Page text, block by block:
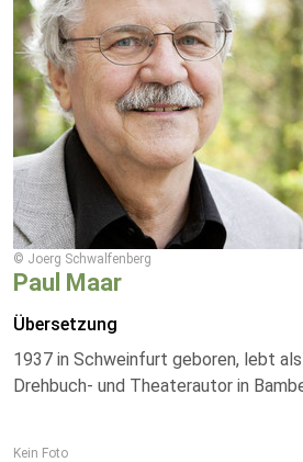
© Joerg Schwalfenberg
Paul Maar
Übersetzung
1937 in Schweinfurt geboren, lebt
Drehbuch- und Theaterautor in
Kein Foto